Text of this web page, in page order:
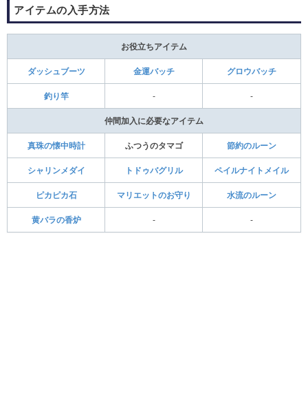
アイテムの入手方法
お役立ちアイテム
ダッシュブーツ 金運バッチ グロウバッチ
釣り竿 - -
仲間加入に必要なアイテム
真珠の懐中時計 ふつうのタマゴ 節約のルーン
シャリンメダイ トドゥバグリル ペイルナイトメイル
ピカピカ石 マリエットのお守り 水流のルーン
黄バラの香炉 - -